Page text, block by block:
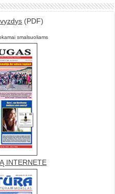
(PDF)
smalsuoliams
INTERNETE